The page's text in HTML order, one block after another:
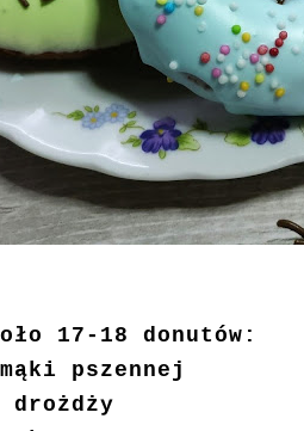
17-18 donutów:
pszennej
drożdży